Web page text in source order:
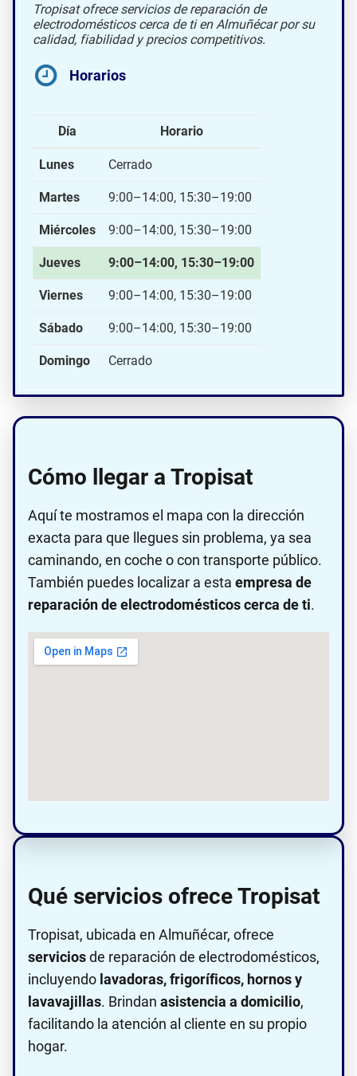
Tropisat ofrece servicios de reparación de
electrodomésticos cerca de ti en Almuñécar por su
calidad, fiabilidad y precios competitivos.
Horarios
Día Horario
Lunes Cerrado
Martes 9:00–14:00, 15:30–19:00
Miércoles 9:00–14:00, 15:30–19:00
Jueves 9:00–14:00, 15:30–19:00
Viernes 9:00–14:00, 15:30–19:00
Sábado 9:00–14:00, 15:30–19:00
Domingo Cerrado
Cómo llegar a Tropisat
Aquí te mostramos el mapa con la dirección
exacta para que llegues sin problema, ya sea
caminando, en coche o con transporte público.
También puedes localizar a esta empresa de
reparación de electrodomésticos cerca de ti.
Qué servicios ofrece Tropisat
Tropisat, ubicada en Almuñécar, ofrece
serviciosde reparación de electrodomésticos,
incluyendo lavadoras, frigoríficos, hornos y
lavavajillas. Brindan asistencia a domicilio,
facilitando la atención al cliente en su propio
hogar.